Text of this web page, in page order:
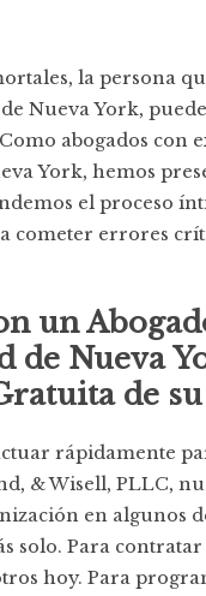
la persona
Nueva York,
abogados con
York, hemos
el proceso
cometer errores
un
de Nueva
de su
rápidamente
& Wisell, PLLC,
en algunos
solo. Para contratar
hoy. Para